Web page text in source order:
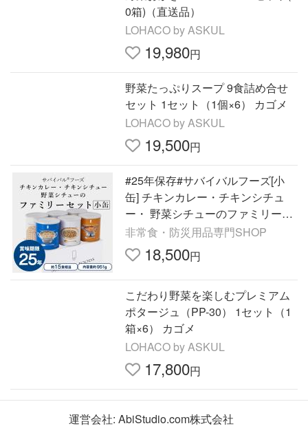
0箱)（直送品）
LOHACO by ASKUL
19,980円
野菜たっぷりスープ 9食詰め合せ
セット 1セット（1個×6） カゴメ
LOHACO by ASKUL
19,500円
#25年保存#サバイバルフーズ[小
缶] チキンカレー・チキンシチュ
ー・ 野菜シチューのファミリーセ
ット )
非常食・防災用品専門SHOP
18,500円
こだわり野菜を楽しむプレミアム
ポタージュ（PP-30） 1セット（1
箱×6） カゴメ
LOHACO by ASKUL
17,800円
運営会社: AbiStudio.com株式会社